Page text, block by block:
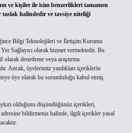
ve kişiler ile isim benzerlikleri tamamen
halindedir ve tavsiye niteliği
Bilgi Teknolojileri ve İletişim Kurumu
Sağlayıcı olarak hizmet vermektedir. Bu
denetleme veya araştırma
Ancak, üyelerimiz yazdıkları içeriklerin
üye olarak bu sorumluluğu kabul etmiş
olduğunu düşündüğünüz içerikleri,
adresine bildirmeniz halinde, ilgili içerikler yasal